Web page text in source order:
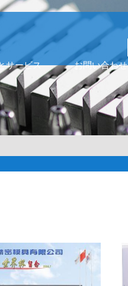
サービス お問い合わせ